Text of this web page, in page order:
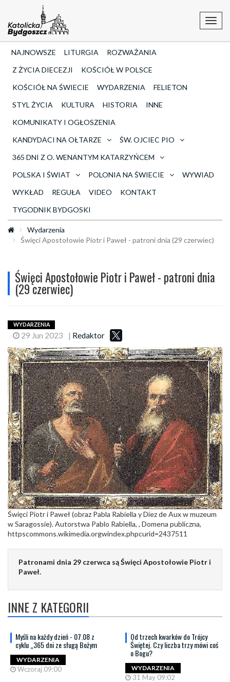
NAJNOWSZE LITURGIA
ROZWAŻANIA
Z ŻYCIA DIECEZJI
KOŚCIÓŁ W POLSCE
KOŚCIÓŁ NA ŚWIECIE
WYDARZENIA
FELIETON
STYL ŻYCIA
KULTURA HISTORIA
INNE
KOMUNIKATY I OGŁOSZENIA
KANDYDACI NA OŁTARZE
ŚW. OJCIEC PIO
365 DNI Z O. WENANTYM KATARZYŃCEM
POLSKA I ŚWIAT
POLONIA NA ŚWIECIE
WYWIAD
WYKŁAD
REGUŁA VIDEO
KONTAKT
TYGODNIK BYDGOSKI
Wydarzenia
Święci Apostołowie Piotr i Paweł - patroni dnia (29 czerwiec)
Święci Apostołowie Piotr i Paweł - patroni dnia
(29 czerwiec)
WYDARZENIA
29 Jun 2023 | Redaktor
Święci Piotr i Paweł (obraz Pabla Rabiella y Díez de Aux w muzeum
w Saragossie). Autorstwa Pablo Rabiella, , Domena publiczna,
httpscommons.wikimedia.orgwindex.phpcurid=2437511
Patronami dnia 29 czerwca są Święci Apostołowie Piotr i
Paweł.
INNE Z KATEGORII
Myśli na każdy dzień - 07.08 z
cyklu „365 dni ze sługą Bożym
WYDARZENIA
Wczoraj 09:00
Od trzech kwarków do Trójcy
Świętej. Czy liczba trzy mówi coś
o Bogu?
WYDARZENIA
31 May 09:02